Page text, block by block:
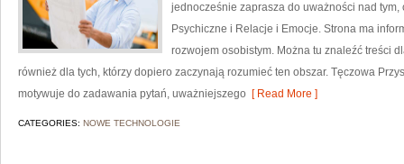
jednocześnie zaprasza do uważności nad
Psychiczne i Relacje i Emocje. Strona ma
rozwojem osobistym. Można tu znaleźć treści
również dla tych, którzy dopiero zaczynają rozumieć ten obszar. Tęczowa
motywuje do zadawania pytań, uważniejszego [ Read More ]
CATEGORIES: NOWE TECHNOLOGIE